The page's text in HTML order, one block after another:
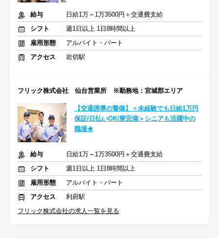
給与
日給1万～1万3500円＋交通費支給
シフト
週1日以上 1日8時間以上
雇用形態
アルバイト・パート
アクセス
岩切駅
フリック株式会社 仙台営業所 ※勤務地：宮城郡エリア
【交通誘導の警備】＜未経験でも日給1万円
保証/日払いOK/寮完備＞シニアも活躍中の
職場★
給与
日給1万～1万3500円＋交通費支給
シフト
週1日以上 1日8時間以上
雇用形態
アルバイト・パート
アクセス
利府駅
フリック株式会社の求人一覧を見る